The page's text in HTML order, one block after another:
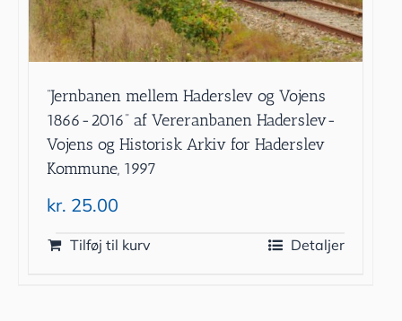
”Jernbanen mellem Haderslev og Vojens
1866-2016” af Vereranbanen Haderslev-
Vojens og Historisk Arkiv for Haderslev
Kommune, 1997
kr. 25.00
Tilføj til kurv Detaljer